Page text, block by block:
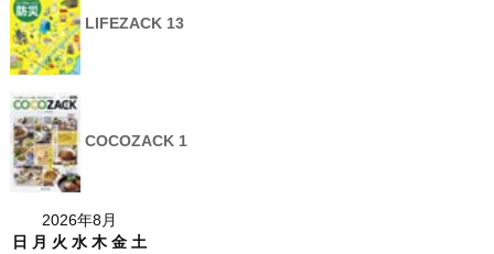
LIFEZACK 13
COCOZACK 1
2026年8月
日
月 火 水 木 金 土